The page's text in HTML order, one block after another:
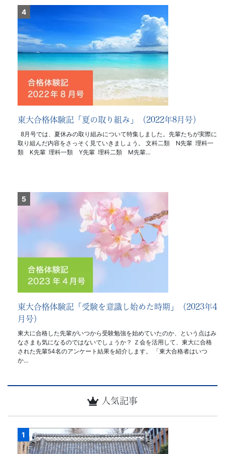
東大合格体験記「夏の取り組み」（2022年8月号）
8月号では、夏休みの取り組みについて特集しました。先輩たちが実際に
取り組んだ内容をさっそく見ていきましょう。 文科二類 N先輩 理科一
類 K先輩 理科一類 Y先輩 理科二類 M先輩…
東大合格体験記「受験を意識し始めた時期」（2023年4
月号）
東大に合格した先輩がいつから受験勉強を始めていたのか、という点はみ
なさまも気になるのではないでしょうか？ Ｚ会を活用して、東大に合格
された先輩54名のアンケート結果を紹介します。 「東大合格者はいつ
か…
人気記事